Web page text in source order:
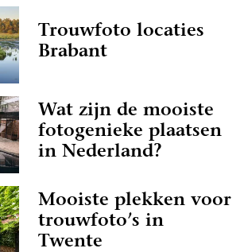
Trouwfoto locaties
Brabant
Wat zijn de mooiste
fotogenieke plaatsen
in Nederland?
Mooiste plekken voor
trouwfoto’s in
Twente